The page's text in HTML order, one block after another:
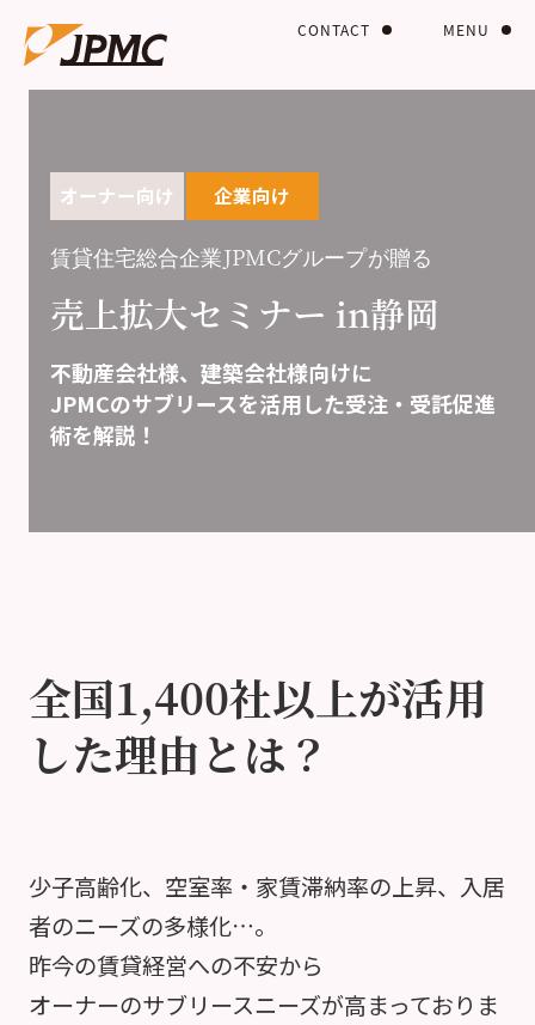
MENU
CONTACT
オーナー向け 企業向け
賃貸住宅総合企業JPMCグループが贈る
売上拡大セミナー in静岡
不動産会社様、建築会社様向けに
JPMCのサブリースを活用した受注・受託促進
術を解説！
全国1,400社以上が活用
した理由とは？
少子高齢化、空室率・家賃滞納率の上昇、入居
者のニーズの多様化…。
昨今の賃貸経営への不安から
オーナーのサブリースニーズが高まっておりま